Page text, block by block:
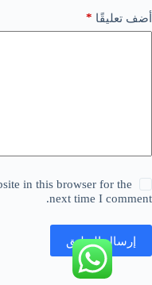
أضف تعليقًا *
in this browser for the
next time I comment.
إرسال التعليق